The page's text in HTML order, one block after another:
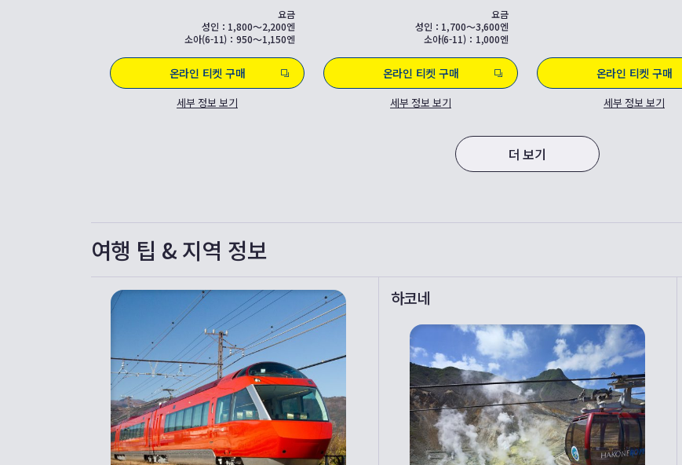
요금
성인：1,800～2,200엔
소아(6-11)：950～1,150엔
온라인 티켓 구매
세부 정보 보기
요금
성인：1,700～3,600엔
소아(6-11)：1,000엔
온라인 티켓 구매
세부 정보 보기
온라인 티켓 구매
세부 정보 보기
더 보기
여행 팁 & 지역 정보
하코네